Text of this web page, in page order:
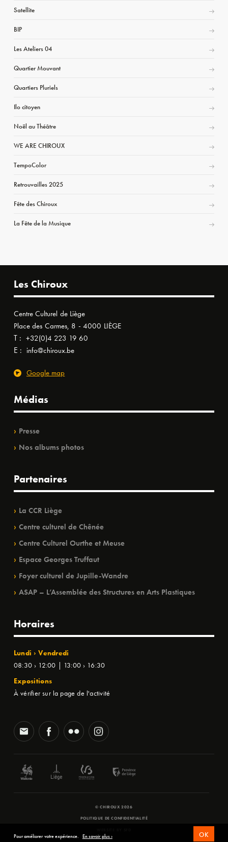
Satellite
BIP
Les Ateliers 04
Quartier Mouvant
Quartiers Pluriels
Ilo citoyen
Noël au Théâtre
WE ARE CHIROUX
TempoColor
Retrouvailles 2025
Fête des Chiroux
La Fête de la Musique
Les Chiroux
Centre Culturel de Liège
Place des Carmes, 8 - 4000 LIÈGE
T : +32(0)4 223 19 60
E : info@chiroux.be
Google map
Médias
Presse
Nos albums photos
Partenaires
La CCR Liège
Centre culturel de Chênée
Centre Culturel Ourthe et Meuse
Espace Georges Truffaut
Foyer culturel de Jupille-Wandre
ASAP – L’Assemblée des Structures en Arts Plastiques
Horaires
Lundi › Vendredi
08:30 › 12:00 | 13:00 › 16:30
Expositions
À vérifier sur la page de l'activité
© CHIROUX 2026
POLITIQUE DE CONFIDENTIALITÉ
Pour améliorer votre expérience. En savoir plus › OK